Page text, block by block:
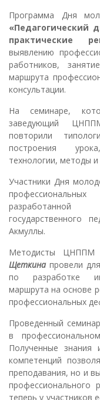
Программа Дня
«Педагогический
практические
выявлению
работников,
маршрута
консультации.
На семинаре,
заведующий
повторили
построения
технологии, методы
Участники Дня
государственного
Акмуллы.
Методисты
Щеткина провели
по разработке
маршрута на основе
профессиональных
Проведенный
в
Полученные знания
компетенций
преподавания, но и
теперь у участников